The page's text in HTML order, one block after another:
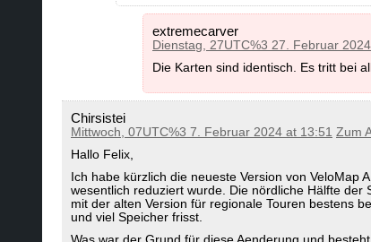
extremecarver
Dienstag, 27UTC%3 27. Februar
Die Karten sind identisch. Es tritt bei
Chirsistei
Mittwoch, 07UTC%3 7. Februar 2024 at 13:51 Zum
Hallo Felix,
Ich habe kürzlich die neueste Version von
wesentlich reduziert wurde. Die nördliche Hälfte der
mit der alten Version für regionale Touren bestens
und viel Speicher frisst.